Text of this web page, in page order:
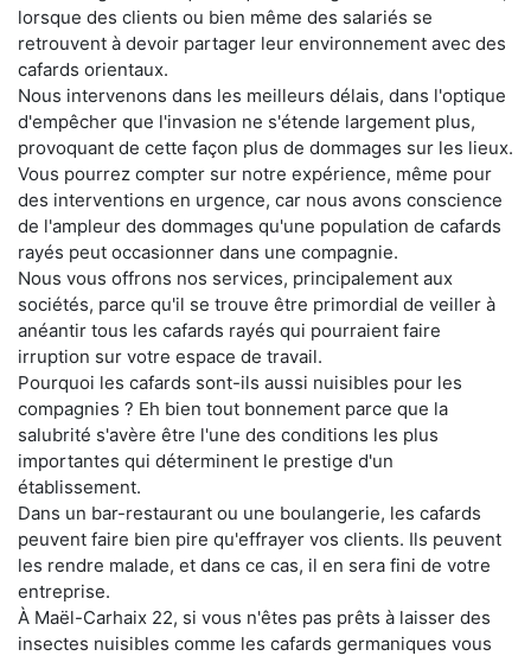
lorsque des clients ou bien même des salariés se
retrouvent à devoir partager leur environnement avec des
cafards orientaux.
Nous intervenons dans les meilleurs délais, dans l'optique
d'empêcher que l'invasion ne s'étende largement plus,
provoquant de cette façon plus de dommages sur les lieux.
Vous pourrez compter sur notre expérience, même pour
des interventions en urgence, car nous avons conscience
de l'ampleur des dommages qu'une population de cafards
rayés peut occasionner dans une compagnie.
Nous vous offrons nos services, principalement aux
sociétés, parce qu'il se trouve être primordial de veiller à
anéantir tous les cafards rayés qui pourraient faire
irruption sur votre espace de travail.
Pourquoi les cafards sont-ils aussi nuisibles pour les
compagnies ? Eh bien tout bonnement parce que la
salubrité s'avère être l'une des conditions les plus
importantes qui déterminent le prestige d'un
établissement.
Dans un bar-restaurant ou une boulangerie, les cafards
peuvent faire bien pire qu'effrayer vos clients. Ils peuvent
les rendre malade, et dans ce cas, il en sera fini de votre
entreprise.
À Maël-Carhaix 22, si vous n'êtes pas prêts à laisser des
insectes nuisibles comme les cafards germaniques vous